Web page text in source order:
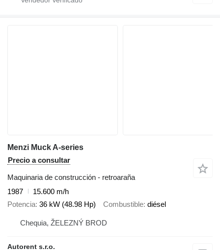
Menzi Muck A-series
Precio a consultar
Maquinaria de construcción - retroaraña
1987
15.600 m/h
Potencia 36 kW (48.98 Hp) Combustible diésel
Chequia, ŽELEZNÝ BROD
Autorent s.r.o.